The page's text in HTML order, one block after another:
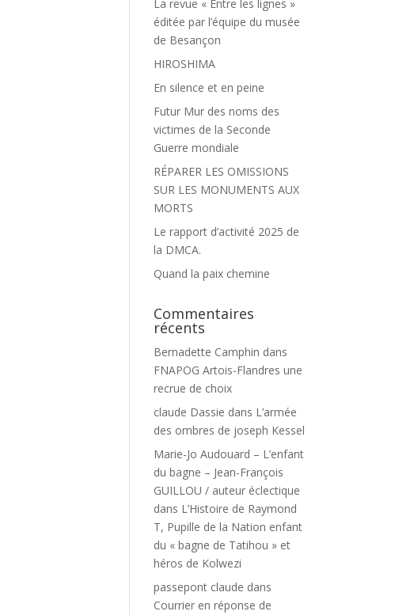
La revue « Entre les lignes »
éditée par l’équipe du musée
de Besançon
HIROSHIMA
En silence et en peine
Futur Mur des noms des
victimes de la Seconde
Guerre mondiale
RÉPARER LES OMISSIONS
SUR LES MONUMENTS AUX
MORTS
Le rapport d’activité 2025 de
la DMCA.
Quand la paix chemine
Commentaires
récents
Bernadette Camphin dans
FNAPOG Artois-Flandres une
recrue de choix
claude Dassie dans L’armée
des ombres de joseph Kessel
Marie-Jo Audouard – L’enfant
du bagne – Jean-François
GUILLOU / auteur éclectique
dans L’Histoire de Raymond
T, Pupille de la Nation enfant
du « bagne de Tatihou » et
héros de Kolwezi
passepont claude dans
Courrier en réponse de